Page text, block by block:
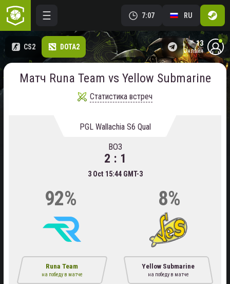
7:07 RU
CS2 DOTA2 13
онлайн
Матч Runa Team vs Yellow Submarine
Статистика встреч
92%
Runa Team
на победу в матче
8%
Yellow Submarine
на победу в матче
PGL Wallachia S6 Qual
BO3
2 : 1
3 Oct 15:44 GMT-3